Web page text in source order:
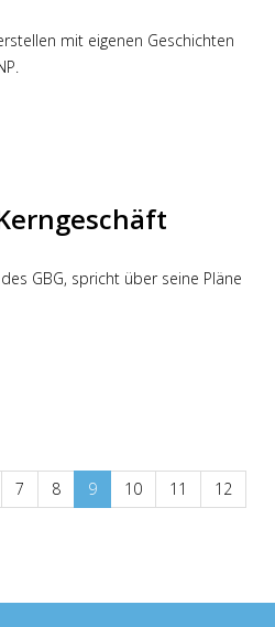
mit eigenen Geschichten
GBG, spricht über seine Pläne
7 8 9 10 11
12